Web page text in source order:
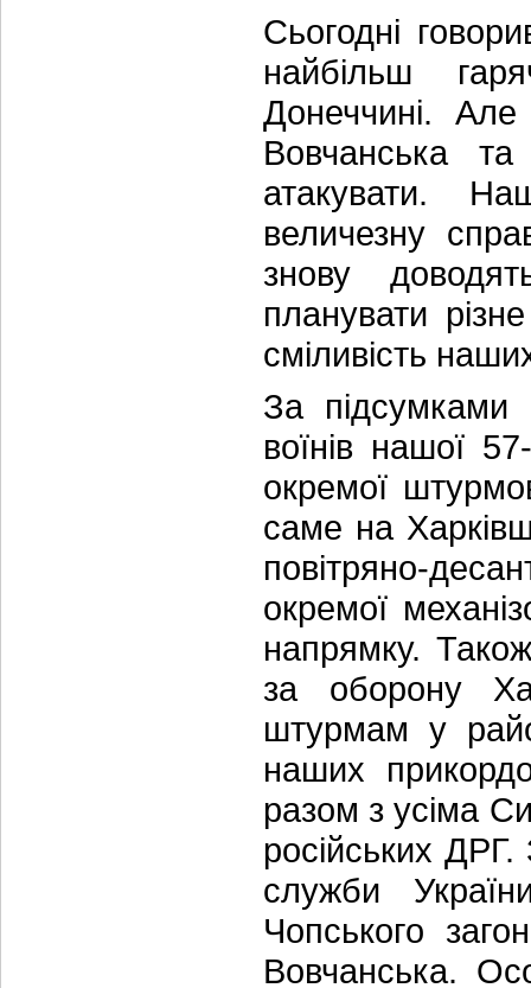
Сьогодні
найбільш
Донеччині.
Вовчанська
атакувати.
величезну
знову
планувати
сміливість
За підсумками
воїнів нашої
окремої
саме на
повітряно-
окремої
напрямку.
за оборону
штурмам у
наших
разом з усіма
російських
служби
Чопського
Вовчанська.